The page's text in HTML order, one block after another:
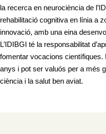
la recerca en neurociència de
rehabilitació cognitiva en línia a
innovació, amb una eina
L’IDIBGI té la responsabilitat
fomentar vocacions científiques.
anys i pot ser valuós per a més
ciència i la salut ben aviat.